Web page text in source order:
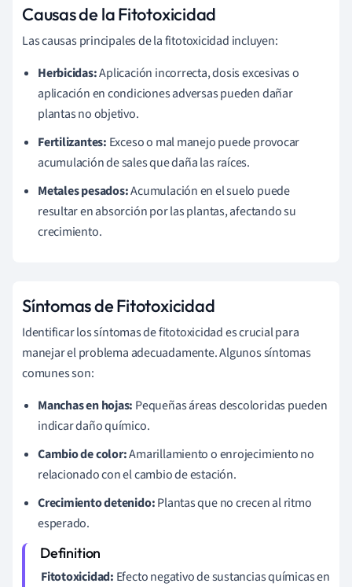
Causas de la Fitotoxicidad
Las causas principales de la fitotoxicidad incluyen:
Herbicidas:Aplicación incorrecta, dosis excesivas o
aplicación en condiciones adversas pueden dañar
plantas no objetivo.
Fertilizantes: Exceso o mal manejo puede provocar
acumulación de sales que daña las raíces.
Metales pesados:Acumulación en el suelo puede
resultar en absorción por las plantas, afectando su
crecimiento.
Síntomas de Fitotoxicidad
Identificar los síntomas de fitotoxicidad es crucial para
manejar el problema adecuadamente. Algunos síntomas
comunes son:
Manchas en hojas: Pequeñas áreas descoloridas pueden
indicar daño químico.
Cambio de color:Amarillamiento o enrojecimiento no
relacionado con el cambio de estación.
Crecimiento detenido:Plantas que no crecen al ritmo
esperado.
Fitotoxicidad: Efecto negativo de sustancias químicas en